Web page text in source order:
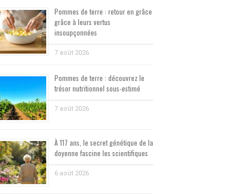
Pommes de terre : retour en grâce
grâce à leurs vertus
insoupçonnées
7 août 2026
Pommes de terre : découvrez le
trésor nutritionnel sous-estimé
7 août 2026
À 117 ans, le secret génétique de la
doyenne fascine les scientifiques
6 août 2026